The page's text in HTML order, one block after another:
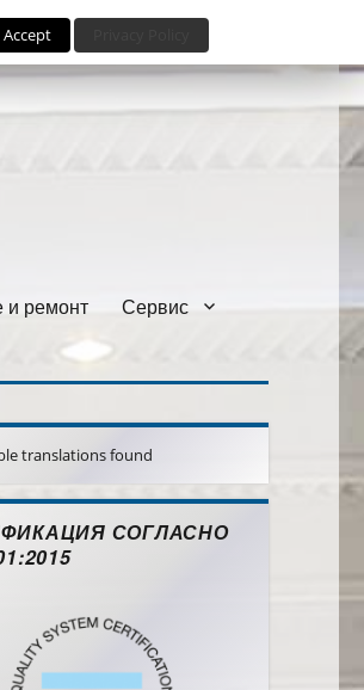
и ремонт
Сервис
translations found
СОГЛАСНО
Accept